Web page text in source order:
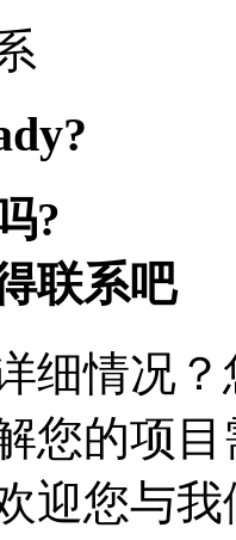
?
联系吧
细情况
您的项
迎您与